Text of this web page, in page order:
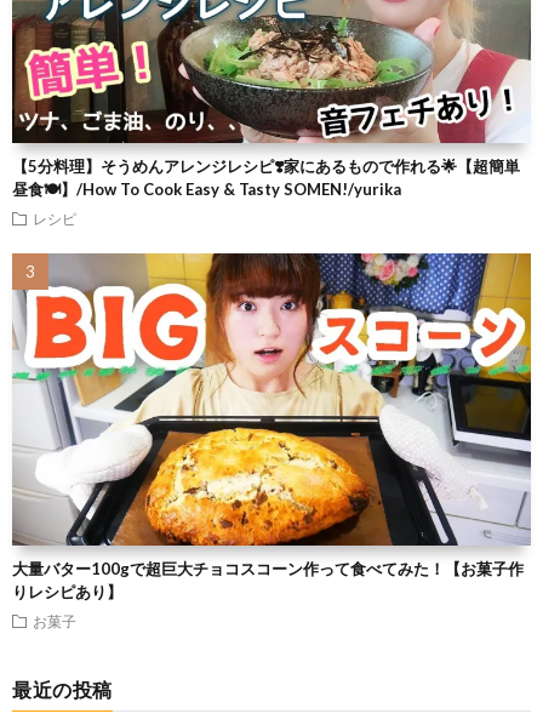
【5分料理】そうめんアレンジレシピ❣️家にあるもので作れる🌟【超簡単
昼食🍽】/How To Cook Easy & Tasty SOMEN!/yurika
レシピ
大量バター100gで超巨大チョコスコーン作って食べてみた！【お菓子作
りレシピあり】
お菓子
最近の投稿